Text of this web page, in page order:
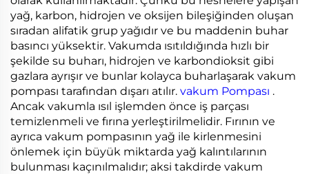
yağ, karbon, hidrojen ve oksijen bileşiğinden oluşan
sıradan alifatik grup yağıdır ve bu maddenin buhar
basıncı yüksektir. Vakumda ısıtıldığında hızlı bir
şekilde su buharı, hidrojen ve karbondioksit gibi
gazlara ayrışır ve bunlar kolayca buharlaşarak vakum
pompası tarafından dışarı atılır. vakum Pompası .
Ancak vakumla ısıl işlemden önce iş parçası
temizlenmeli ve fırına yerleştirilmelidir. Fırının ve
ayrıca vakum pompasının yağ ile kirlenmesini
önlemek için büyük miktarda yağ kalıntılarının
bulunması kaçınılmalıdır; aksi takdirde vakum